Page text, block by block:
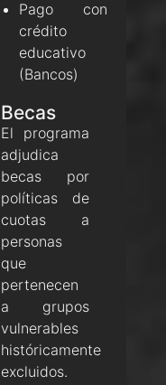
Pago con
crédito
educativo
(Bancos)
Becas
El programa
adjudica
becas por
políticas de
cuotas a
personas
que
pertenecen
a grupos
vulnerables
históricamente
excluidos.